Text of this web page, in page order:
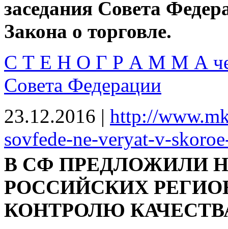
заседания Совета
Закона о торговле.
С Т Е Н О Г Р А М М А
Совета Федерации
23.12.2016 | http://
sovfede-ne-veryat-v-
В СФ ПРЕДЛОЖИЛИ
РОССИЙСКИХ
КОНТРОЛЮ